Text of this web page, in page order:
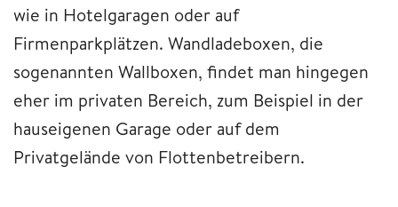
wie in Hotelgaragen oder auf
Firmenparkplätzen. Wandladeboxen, die
sogenannten Wallboxen, findet man hingegen
eher im privaten Bereich, zum Beispiel in der
hauseigenen Garage oder auf dem
Privatgelände von Flottenbetreibern.